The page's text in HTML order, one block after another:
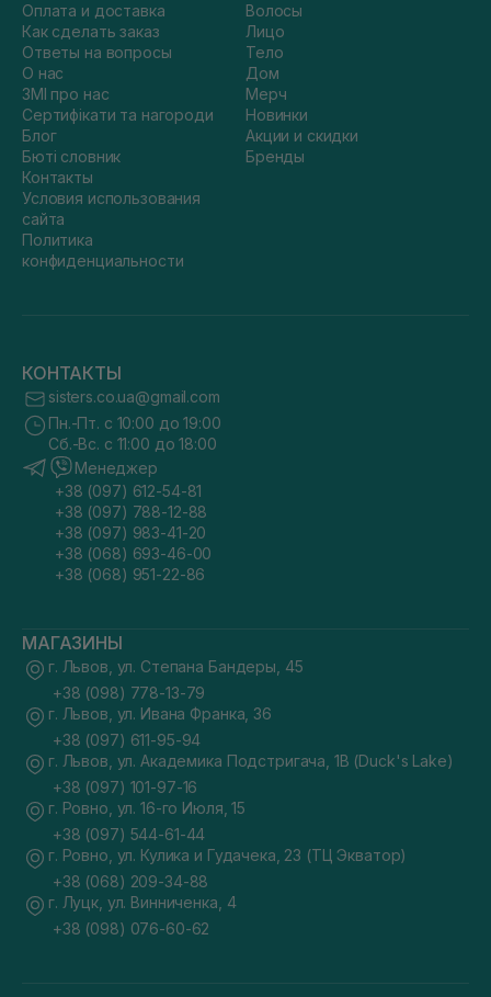
Оплата и доставка
Как сделать заказ
Ответы на вопросы
О нас
ЗМІ про нас
Сертифікати та нагороди
Блог
Бюті словник
Контакты
Условия использования
сайта
Политика
конфиденциальности
Волосы
Лицо
Тело
Дом
Мерч
Новинки
Акции и скидки
Бренды
КОНТАКТЫ
sisters.co.ua@gmail.com
Пн.-Пт. с 10:00 до 19:00
Сб.-Вс. с 11:00 до 18:00
Менеджер
+38 (097) 612-54-81
+38 (097) 788-12-88
+38 (097) 983-41-20
+38 (068) 693-46-00
+38 (068) 951-22-86
МАГАЗИНЫ
г. Львов, ул. Степана Бандеры, 45
+38 (098) 778-13-79
г. Львов, ул. Ивана Франка, 36
+38 (097) 611-95-94
г. Львов, ул. Академика Подстригача, 1В (Duck's Lake)
+38 (097) 101-97-16
г. Ровно, ул. 16-го Июля, 15
+38 (097) 544-61-44
г. Ровно, ул. Кулика и Гудачека, 23 (ТЦ Экватор)
+38 (068) 209-34-88
г. Луцк, ул. Винниченка, 4
+38 (098) 076-60-62